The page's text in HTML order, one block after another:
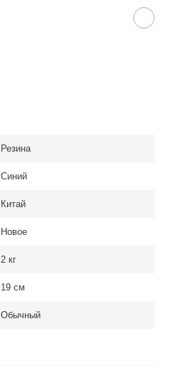
Резина
Синий
Китай
Новое
2 кг
19 см
Обычный